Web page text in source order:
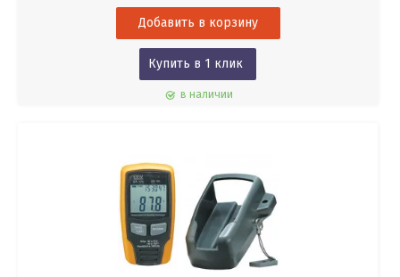
Купить в 1 клик
в наличии